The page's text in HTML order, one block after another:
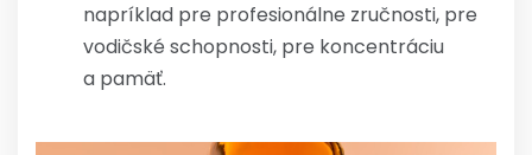
napríklad pre profesionálne zručnosti, pre
vodičské schopnosti, pre koncentráciu
a pamäť.